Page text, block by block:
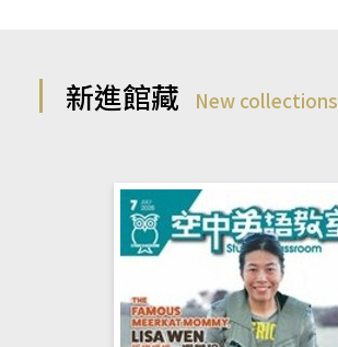
新進館藏 New collections